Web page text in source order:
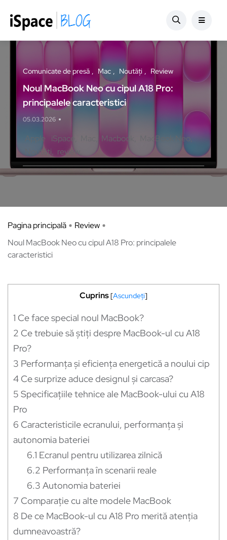
Comunicate de presă Mac Noutăți Review
Noul MacBook Neo cu cipul A18 Pro:
principalele caracteristici
05.03.2026
Apple iSpace Macbook
MacBook Neo
Noutăți
review
Pagina principală
Review
Noul MacBook Neo cu cipul A18 Pro: principalele
caracteristici
Cuprins[Ascundeți]
1 Ce face special noul MacBook?
2 Ce trebuie să știți despre MacBook-ul cu A18
Pro?
3 Performanța și eficiența energetică a noului cip
4Ce surprize aduce designul și carcasa?
5 Specificațiile tehnice ale MacBook-ului cu A18
Pro
6 Caracteristicile ecranului, performanța și
autonomia bateriei
6.1 Ecranul pentru utilizarea zilnică
6.2 Performanța în scenarii reale
6.3 Autonomia bateriei
7 Comparație cu alte modele MacBook
8 De ce MacBook-ul cu A18 Pro merită atenția
dumneavoastră?